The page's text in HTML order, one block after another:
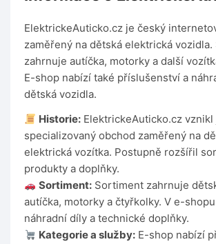
ElektrickeAuticko.cz je český
zaměřený na dětská elektrická
zahrnuje autíčka, motorky a další
E-shop nabízí také příslušenství a
dětská vozidla.
Historie: ElektrickeAuticko.cz vznikl
specializovaný obchod zaměřený na
elektrická vozítka. Postupně rozšířil
produkty a doplňky.
Sortiment: Sortiment zahrnuje
autíčka, motorky a čtyřkolky. V e-
náhradní díly a technické doplňky.
Kategorie a služby: E-shop nabízí